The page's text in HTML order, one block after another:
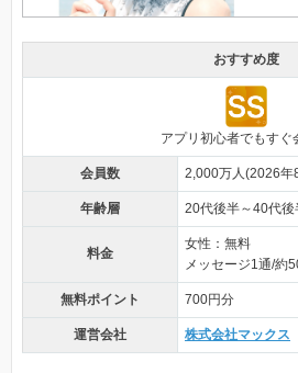
おすすめ度
アプリ初心者でもすぐ
会員数 2,000万人(2026年
年齢層 20代後半～40代後
料金
女性：無料
メッセージ1通/約
無料ポイント 700円分
運営会社 株式会社マックス